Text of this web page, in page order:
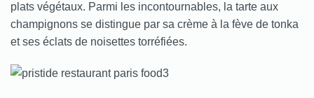
plats végétaux. Parmi les incontournables, la tarte aux
champignons se distingue par sa crème à la fève de tonka
et ses éclats de noisettes torréfiées.